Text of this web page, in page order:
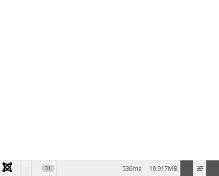
31 19.917MB
536ms